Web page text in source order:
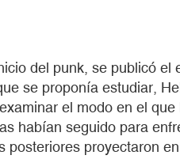
del punk, se publicó el
se proponía estudiar,
el modo en el
habían seguido para
proyectaron